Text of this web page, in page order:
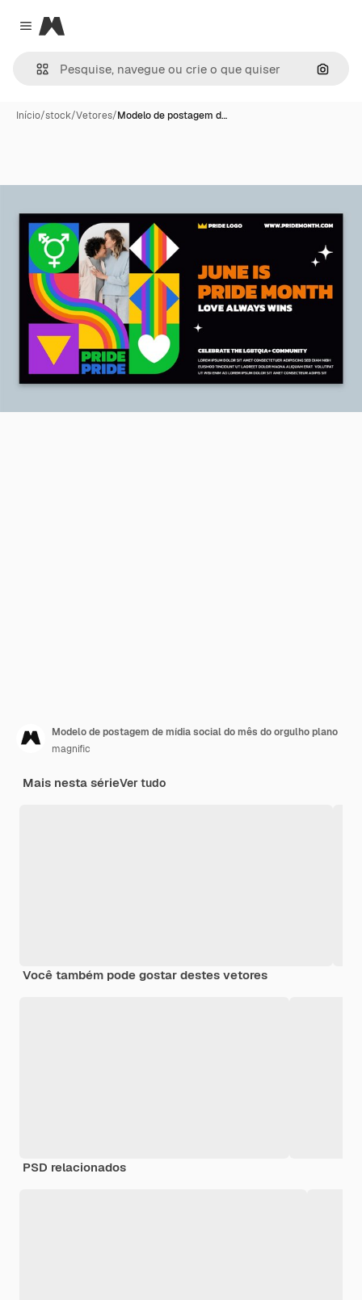
Close menu
Magnific
Início/stock/Vetores/Modelo de postagem d…
Modelo de postagem de mídia social do mês do orgulho plano
magnific
Mais nesta sérieVer tudo
Você também pode gostar destes vetores
PSD relacionados